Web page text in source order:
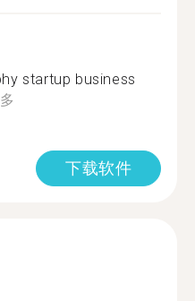
startup business
下载软件